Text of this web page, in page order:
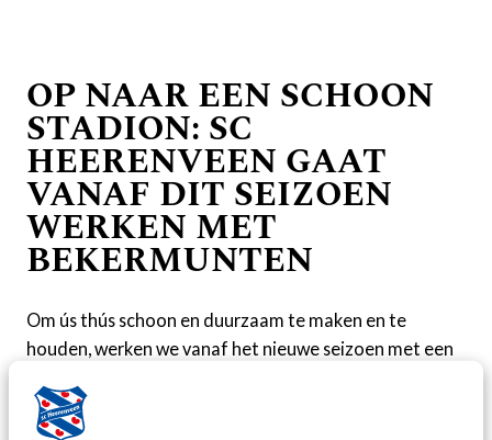
OP NAAR EEN SCHOON
STADION: SC
HEERENVEEN GAAT
VANAF DIT SEIZOEN
WERKEN MET
BEKERMUNTEN
Om ús thús schoon en duurzaam te maken en te
houden, werken we vanaf het nieuwe seizoen met een
stadion. Met deze maatregel willen we ervoor zorgen
dat de bekers niet meer tussen het andere afval